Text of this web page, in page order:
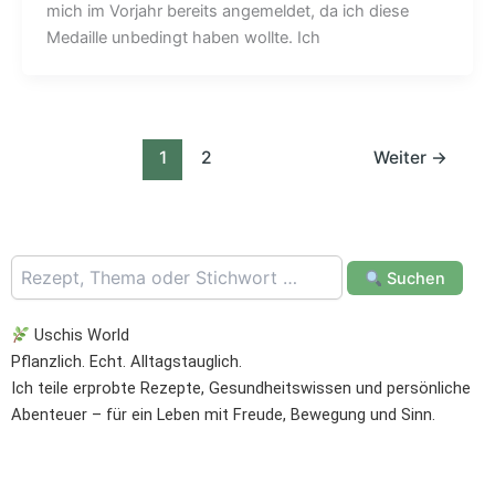
mich im Vorjahr bereits angemeldet, da ich diese
Medaille unbedingt haben wollte. Ich
1 2 Weiter →
Suchen
Uschis World
Pflanzlich. Echt. Alltagstauglich.
Ich teile erprobte Rezepte, Gesundheitswissen und persönliche
Abenteuer – für ein Leben mit Freude, Bewegung und Sinn.